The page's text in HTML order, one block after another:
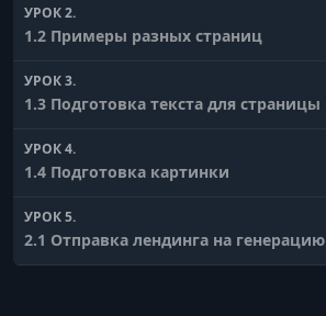
УРОК 2.
1.2 Примеры разных страниц
УРОК 3.
1.3 Подготовка текста для страницы
УРОК 4.
1.4 Подготовка картинки
УРОК 5.
2.1 Отправка лендинга на генерацию